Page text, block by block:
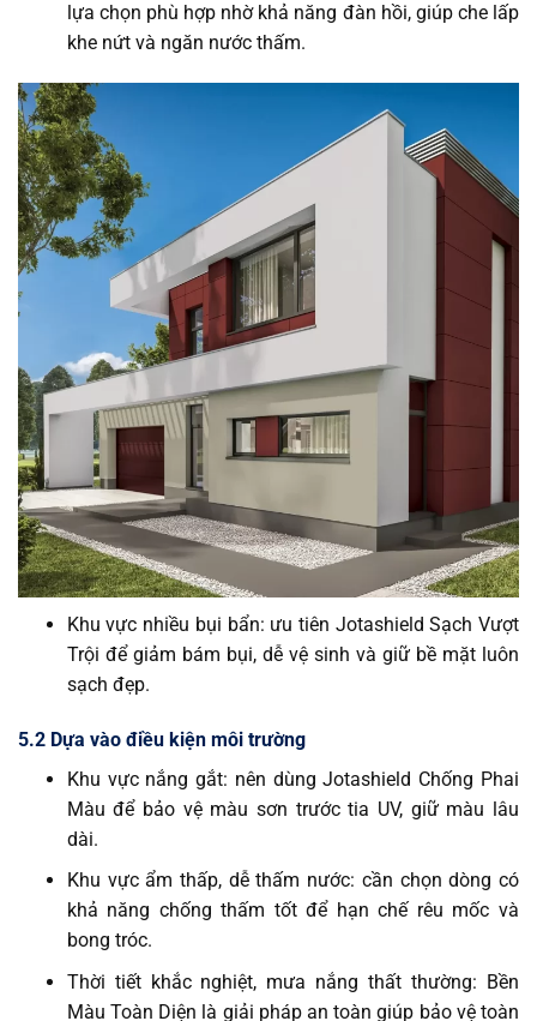
lựa chọn phù hợp nhờ khả năng đàn hồi, giúp che lấp
khe nứt và ngăn nước thấm.
Khu vực nhiều bụi bẩn: ưu tiên Jotashield Sạch Vượt
Trội để giảm bám bụi, dễ vệ sinh và giữ bề mặt luôn
sạch đẹp.
5.2 Dựa vào điều kiện môi trường
Khu vực nắng gắt: nên dùng Jotashield Chống Phai
Màu để bảo vệ màu sơn trước tia UV, giữ màu lâu
dài.
Khu vực ẩm thấp, dễ thấm nước: cần chọn dòng có
khả năng chống thấm tốt để hạn chế rêu mốc và
bong tróc.
Thời tiết khắc nghiệt, mưa nắng thất thường: Bền
Màu Toàn Diện là giải pháp an toàn giúp bảo vệ toàn